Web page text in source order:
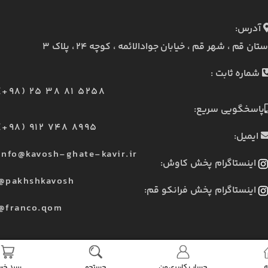
آدرس:
قم ، شهر قم ، خیابان جوادالائمه ، کوچه ۲۴ ، پلاک ۳
شماره ثابت :
25 38 81 5258
پاسخگویی سریع:
912 748 8995
ایمیل:
ghate-kavir.ir
اینستاگرام پخش کاوش:
اینستاگرام پخش فرانکو قم: